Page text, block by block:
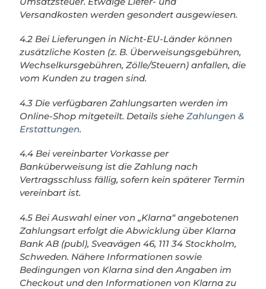
Versandkosten werden gesondert ausgewiesen.
4.2 Bei Lieferungen in Nicht-EU-Länder können
zusätzliche Kosten (z. B. Überweisungsgebühren,
Wechselkursgebühren, Zölle/Steuern) anfallen, die
vom Kunden zu tragen sind.
4.3 Die verfügbaren Zahlungsarten werden im
Online-Shop mitgeteilt. Details siehe Zahlungen &
Erstattungen.
4.4 Bei vereinbarter Vorkasse per
Banküberweisung ist die Zahlung nach
Vertragsschluss fällig, sofern kein späterer Termin
vereinbart ist.
4.5 Bei Auswahl einer von „Klarna“ angebotenen
Zahlungsart erfolgt die Abwicklung über Klarna
Bank AB (publ), Sveavägen 46, 111 34 Stockholm,
Schweden. Nähere Informationen sowie
Bedingungen von Klarna sind den Angaben im
Checkout und den Informationen von Klarna zu